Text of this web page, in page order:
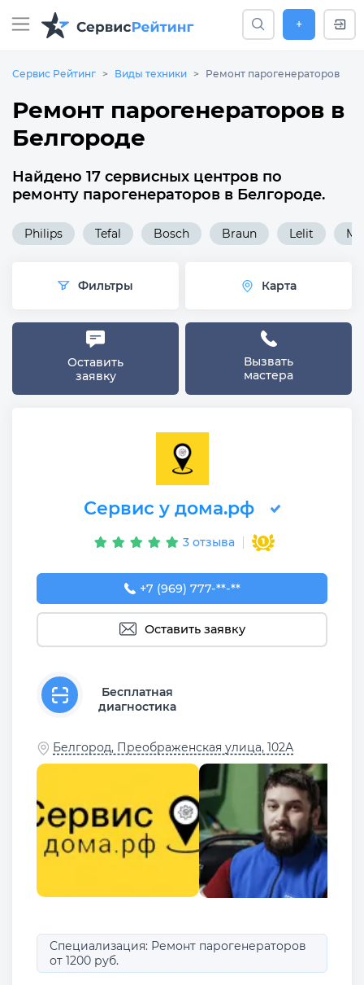
+
Сервис Рейтинг Виды техники Ремонт парогенераторов
Ремонт парогенераторов в
Белгороде
Найдено 17 сервисных центров по
ремонту парогенераторов в Белгороде.
Philips Tefal Bosch Braun Lelit
Фильтры Карта
Оставить
заявку
Вызвать
мастера
Сервис у дома.рф
3 отзыва
+7 (969) 777-50-55
+7 (969) 777-**-**
Оставить заявку
Бесплатная
диагностика
Белгород, Преображенская улица, 102А
Специализация: Ремонт парогенераторов
от 1200 руб.